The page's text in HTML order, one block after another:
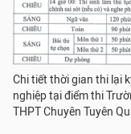
Chi tiết thời gian thi lại
nghiệp tại điểm thi
THPT Chuyên Tuyên